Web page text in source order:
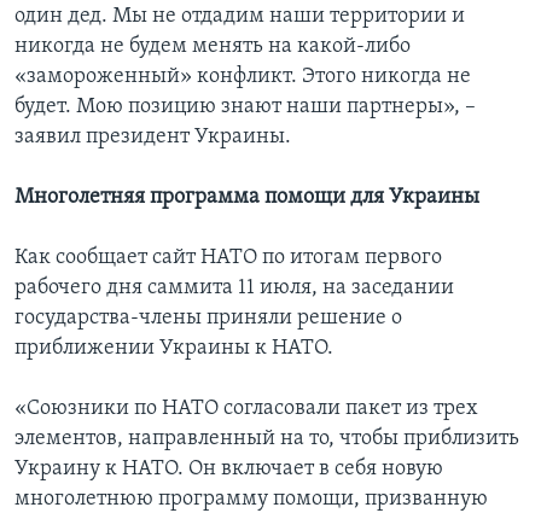
один дед. Мы не отдадим наши территории и
никогда не будем менять на какой-либо
«замороженный» конфликт. Этого никогда не
будет. Мою позицию знают наши партнеры», –
заявил президент Украины.
Многолетняя программа помощи для Украины
Как сообщает сайт НАТО по итогам первого
рабочего дня саммита 11 июля, на заседании
государства-члены приняли решение о
приближении Украины к НАТО.
«Союзники по НАТО согласовали пакет из трех
элементов, направленный на то, чтобы приблизить
Украину к НАТО. Он включает в себя новую
многолетнюю программу помощи, призванную